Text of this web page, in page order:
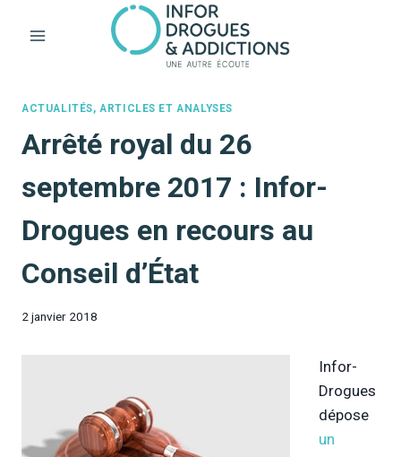
ACTUALITÉS, ARTICLES ET ANALYSES
Arrêté royal du 26
septembre 2017 : Infor-
Drogues en recours au
Conseil d’État
2 janvier 2018
Infor-
Drogues
dépose
un